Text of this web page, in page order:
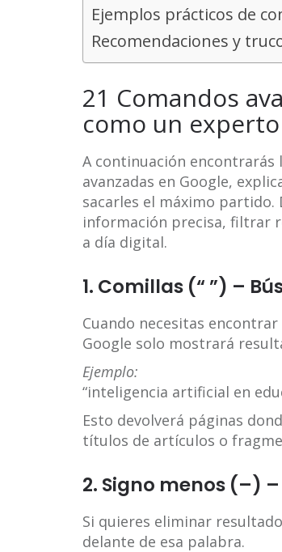
Ejemplos prácticos de
Recomendaciones y
21 Comandos
como un experto
A continuación encontrarás
avanzadas en Google,
sacarles el máximo
información precisa, filtrar
a día digital.
1. Comillas (“ ”) –
Cuando necesitas
Google solo mostrará
Ejemplo:
“inteligencia artificial en
Esto devolverá páginas
títulos de artículos o
2. Signo menos (–)
Si quieres eliminar
delante de esa palabra.